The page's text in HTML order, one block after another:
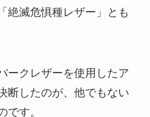
絶滅危惧種レザー」とも
ークレザーを使用したア
断したのが、他でもない
です。